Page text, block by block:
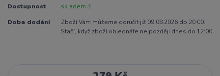
Dostupnost skladem 3
Doba dodání
Zboží Vám můžeme doručit již 09.08.2026 do 20:00.
Stačí, když zboží objednáte nejpozději dnes do 12:00